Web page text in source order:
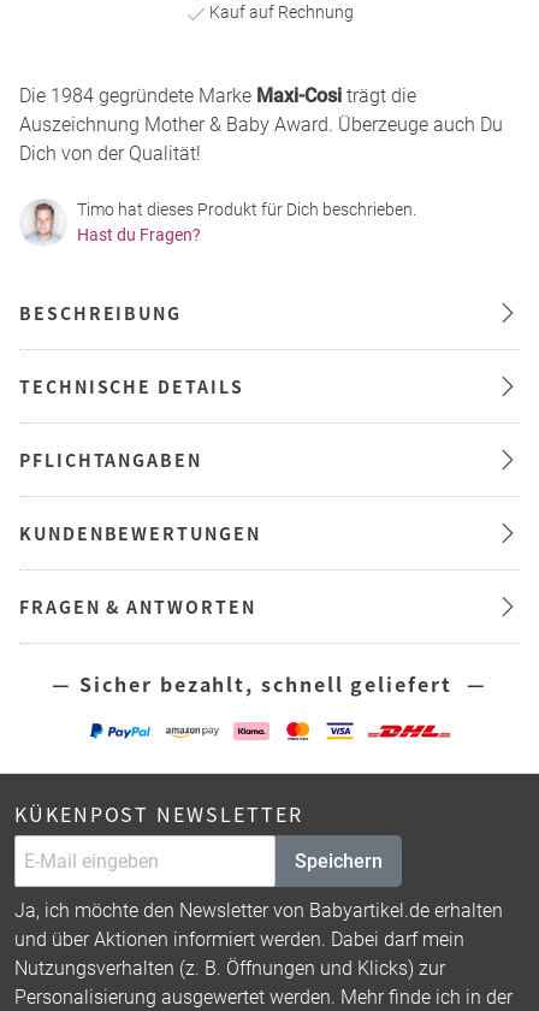
Kauf auf Rechnung
Die 1984 gegründete Marke Maxi-Cosi trägt die
Auszeichnung Mother & Baby Award. Überzeuge auch Du
Dich von der Qualität!
Timo hat dieses Produkt für Dich beschrieben.
Hast du Fragen?
BESCHREIBUNG
TECHNISCHE DETAILS
PFLICHTANGABEN
KUNDENBEWERTUNGEN
FRAGEN & ANTWORTEN
— Sicher bezahlt, schnell geliefert —
KÜKENPOST NEWSLETTER
Speichern
Ja, ich möchte den Newsletter von Babyartikel.de erhalten
und über Aktionen informiert werden. Dabei darf mein
Nutzungsverhalten (z. B. Öffnungen und Klicks) zur
Personalisierung ausgewertet werden. Mehr finde ich in der